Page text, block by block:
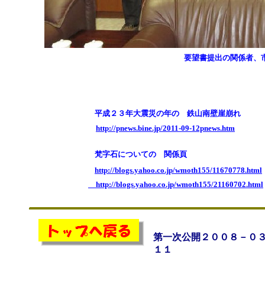
要望書提出の関係者
平成２３年大震災の年の 鉄山南壁崖崩れ
http://pnews.bine.jp/2011-09-12pnews.htm
梵字石についての 関係頁
http://blogs.yahoo.co.jp/wmoth155/11670778.html
http://blogs.yahoo.co.jp/wmoth155/21160702.html
第一次公開２００８－０
１１